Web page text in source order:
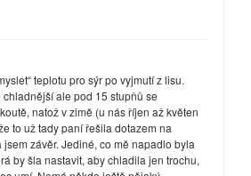
teplotu pro sýr po vyjmutí z lisu.
ale pod 15 stupňů se
natož v zimě (u nás říjen až květen
to už tady paní řešila dotazem na
závěr. Jediné, co mě napadlo byla
by šla nastavit, aby chladila jen trochu,